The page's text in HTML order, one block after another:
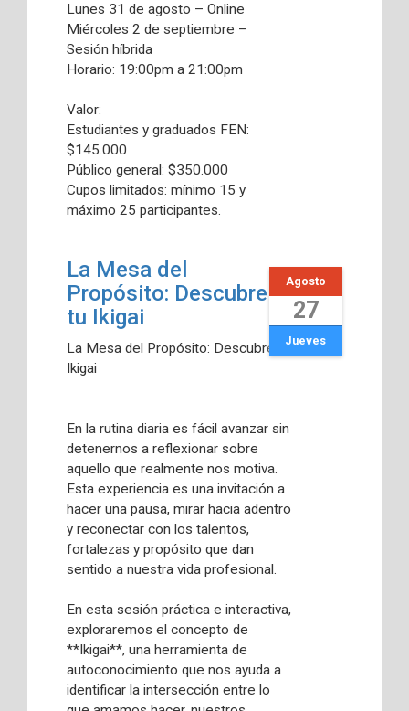
Lunes 31 de agosto – Online
Miércoles 2 de septiembre –
Sesión híbrida
Horario: 19:00pm a 21:00pm
Valor:
Estudiantes y graduados FEN:
$145.000
Público general: $350.000
Cupos limitados: mínimo 15 y
máximo 25 participantes.
La Mesa del
Propósito: Descubre
tu Ikigai
La Mesa del Propósito: Descubre tu
Ikigai
En la rutina diaria es fácil avanzar sin
detenernos a reflexionar sobre
aquello que realmente nos motiva.
Esta experiencia es una invitación a
hacer una pausa, mirar hacia adentro
y reconectar con los talentos,
fortalezas y propósito que dan
sentido a nuestra vida profesional.
En esta sesión práctica e interactiva,
exploraremos el concepto de
**Ikigai**, una herramienta de
autoconocimiento que nos ayuda a
identificar la intersección entre lo
Agosto
27
Jueves